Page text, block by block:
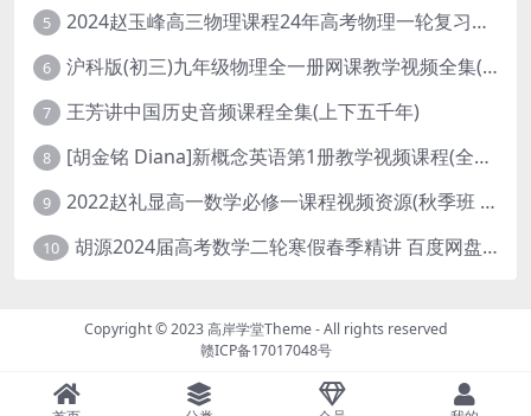
5 2024赵玉峰高三物理课程24年高考物理一轮复习网课教程
6 沪科版(初三)九年级物理全一册网课教学视频全集(录播版 杜春雨 66讲)
7 王芳讲中国历史音频课程全集(上下五千年)
8 [胡金铭 Diana]新概念英语第1册教学视频课程(全集 百度网盘下载)
9 2022赵礼显高一数学必修一课程视频资源(秋季班 含讲义)百度网盘云
10 胡源2024届高考数学二轮寒假春季精讲 百度网盘分享
Copyright © 2023高岸学堂Theme- All rights reserved
赣ICP备17017048号